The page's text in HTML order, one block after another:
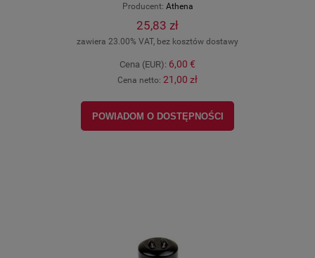
Producent: Athena
25,83 zł
zawiera 23.00% VAT, bez kosztów dostawy
Cena (EUR): 6,00 €
Cena netto: 21,00 zł
POWIADOM O DOSTĘPNOŚCI